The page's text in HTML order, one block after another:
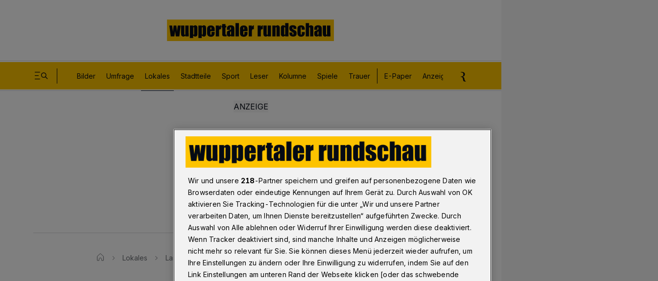
Bilder Umfrage Lokales Stadtteile Sport Leser Kolumne Spiele Trauer E-Paper Anzeigen aufgeben
Lokales Langer Tisch 2019: Eine große Sause auf der Wuppertaler Talachse
Wir und unsere 218-Partner speichern und greifen auf personenbezogene Daten wie
Browserdaten oder eindeutige Kennungen auf Ihrem Gerät zu. Durch Auswahl von OK
aktivieren Sie Tracking-Technologien für die unter „Wir und unsere Partner
verarbeiten Daten, um Ihnen Dienste bereitzustellen“ aufgeführten Zwecke. Durch
Auswahl von Alle ablehnen oder Widerruf Ihrer Einwilligung werden diese deaktiviert.
Wenn Tracker deaktiviert sind, sind manche Inhalte und Anzeigen möglicherweise
nicht mehr so relevant für Sie. Sie können dieses Menü jederzeit wieder aufrufen, um
Ihre Einstellungen zu ändern oder Ihre Einwilligung zu widerrufen, indem Sie auf den
Link Einstellungen am unteren Rand der Webseite klicken [oder das schwebende